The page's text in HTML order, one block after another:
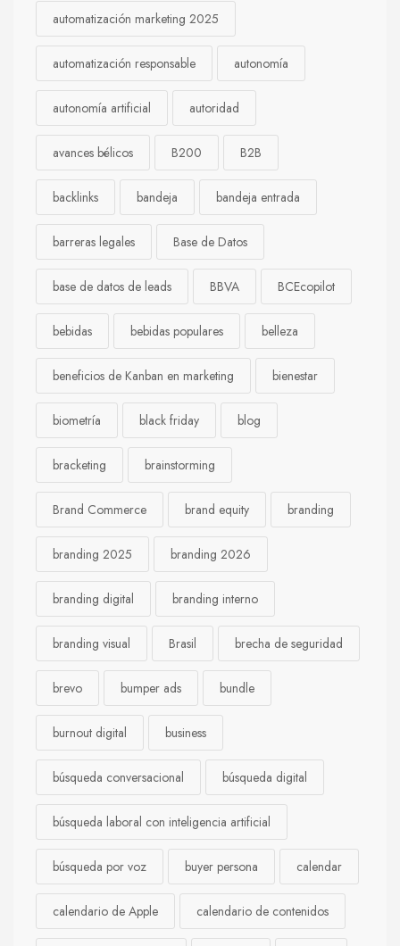
automatización marketing 2025
automatización responsable autonomía
autonomía artificial autoridad
avances bélicos B200 B2B
backlinks bandeja bandeja entrada
barreras legales Base de Datos
base de datos de leads BBVA BCEcopilot
bebidas bebidas populares belleza
beneficios de Kanban en marketing bienestar
biometría black friday blog
bracketing brainstorming
Brand Commerce brand equity branding
branding 2025 branding 2026
branding digital branding interno
branding visual Brasil brecha de seguridad
brevo bumper ads bundle
burnout digital business
búsqueda conversacional búsqueda digital
búsqueda laboral con inteligencia artificial
búsqueda por voz buyer persona calendar
calendario de Apple calendario de contenidos